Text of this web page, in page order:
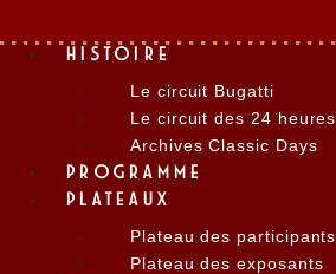
HISTOIRE
Le circuit Bugatti
Le circuit des 24 heures
Archives Classic Days
PROGRAMME
PLATEAUX
Plateau des participants
Plateau des exposants